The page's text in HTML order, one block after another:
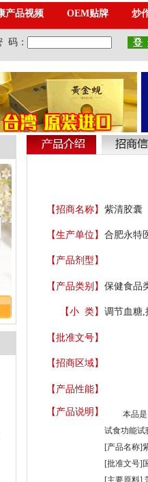
【招商名称】 紫清胶囊
【生产单位】 合肥永特
【产品剂型】
【产品类别】 保健食品
【小 类】 调节血糖,
【批准文号】
【招商区域】
【产品性能】
【产品说明】
本品
试食功能试
[产品名称]
[批准文号]
[主要原料]